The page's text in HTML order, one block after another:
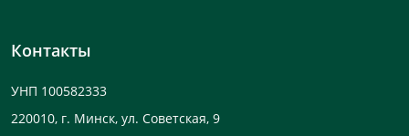
Контакты
УНП 100582333
220010, г. Минск, ул. Советская, 9